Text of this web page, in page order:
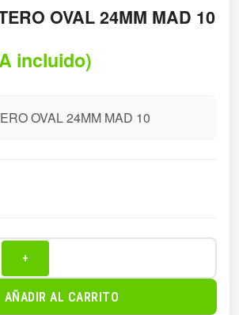
OVAL 24MM MAD 10
incluido)
OVAL 24MM MAD 10
+
AÑADIR AL CARRITO